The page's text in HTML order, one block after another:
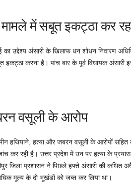
मामले में सबूत इकट्ठा कर
का उद्देश्य अंसारी के खिलाफ धन शोधन निवारण
करना है। पांच बार के पूर्व विधायक
वसूली के आरोप
हथियाने, हत्या और जबरन वसूली के आरोपों
कर रही है। उत्तर प्रदेश में उन पर हत्या के
जिला प्रशासन ने पिछले हफ्ते अंसारी की कथित
मूल्य के दो भूखंडों को जब्त कर लिया था।